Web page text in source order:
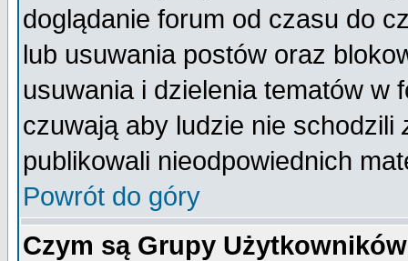
doglądanie forum od czasu do
lub usuwania postów oraz
usuwania i dzielenia tematów w
czuwają aby ludzie nie schodzili
publikowali nieodpowiednich
Powrót do góry
Czym są Grupy